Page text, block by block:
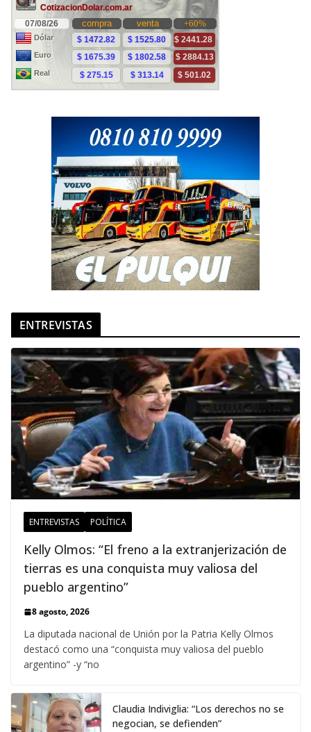
ENTREVISTAS
ENTREVISTAS POLÍTICA
Kelly Olmos: “El freno a la extranjerización de
tierras es una conquista muy valiosa del
pueblo argentino”
8 agosto, 2026
La diputada nacional de Unión por la Patria Kelly Olmos
destacó como una “conquista muy valiosa del pueblo
argentino” -y “no
Claudia Indiviglia: “Los derechos no se
negocian, se defienden”